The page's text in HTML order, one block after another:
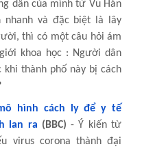
dân của mình từ Vũ Hán
nhanh và đặc biệt là lây
thì có một câu hỏi ám
khoa học : Người dân
thành phố này bị cách
hình cách ly để y tế
lan ra (BBC) - Ý kiến từ
virus corona thành đại